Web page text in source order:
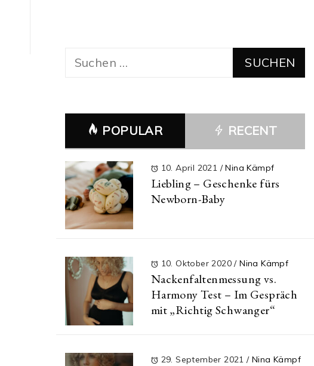
Suchen
POPULAR RECENT
10. April 2021 / Nina Kämpf
Liebling – Geschenke fürs
Newborn-Baby
10. Oktober 2020/ Nina Kämpf
Nackenfaltenmessung vs.
Harmony Test – Im Gespräch
mit „Richtig Schwanger“
29. September 2021/ Nina Kämpf